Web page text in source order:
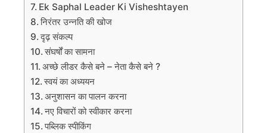
Ek Saphal Leader Ki Visheshtayen
निरंतर उन्नति की खोज
दृढ़ संकल्प
संघर्षों का सामना
अच्छे लीडर कैसे बने – नेता कैसे बने ?
स्वयं का अध्ययन
अनुशासन का पालन करना
नए विचारों को स्वीकार करना
पब्लिक स्पीकिंग